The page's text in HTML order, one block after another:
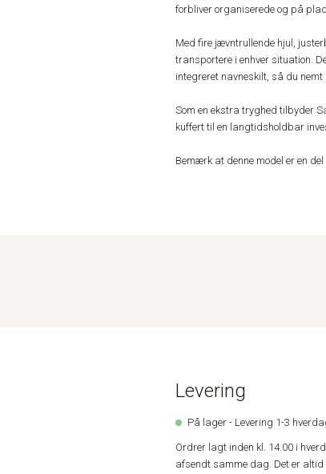
forbliver organiserede og på
Med fire jævntrullende hjul,
transportere i enhver situation.
integreret navneskilt, så du
Som en ekstra tryghed tilbyder
kuffert til en langtidsholdbar
Bemærk at denne model er en
Levering
På lager - Levering 1-3
Ordrer lagt inden kl. 14.00 i
afsendt samme dag. Det er altid